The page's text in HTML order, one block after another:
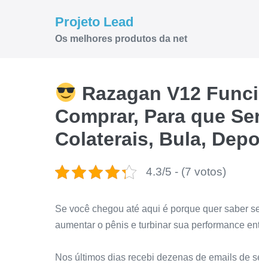
Projeto Lead
Os melhores produtos da net
Razagan V12
Comprar, Para que
Colaterais, Bula,
4.3/5 - (7 votos)
Se você chegou até aqui é porque quer saber
aumentar o pênis e turbinar sua performance
Nos últimos dias recebi dezenas de emails de